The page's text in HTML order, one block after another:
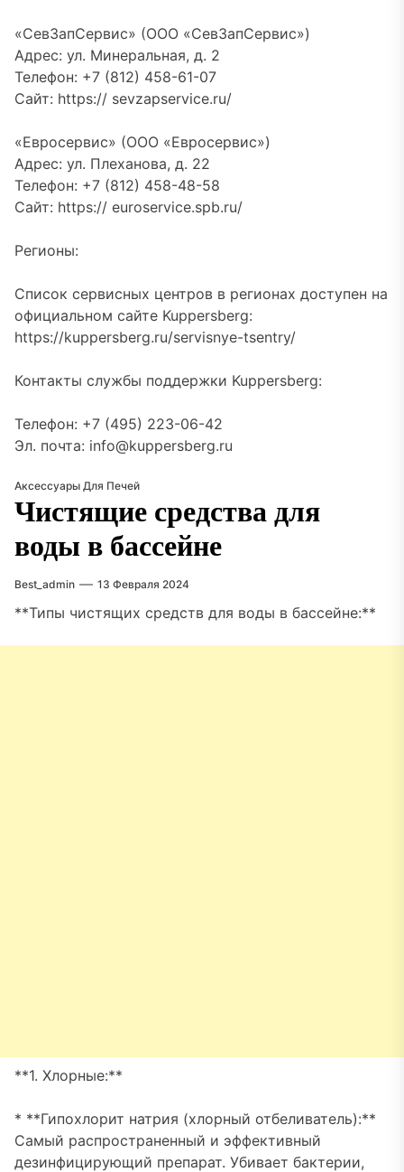
«СевЗапСервис» (ООО «СевЗапСервис»)
Адрес: ул. Минеральная, д. 2
Телефон: +7 (812) 458-61-07
Сайт: https:// sevzapservice.ru/
«Евросервис» (ООО «Евросервис»)
Адрес: ул. Плеханова, д. 22
Телефон: +7 (812) 458-48-58
Сайт: https:// euroservice.spb.ru/
Регионы:
Список сервисных центров в регионах доступен на
официальном сайте Kuppersberg:
https://kuppersberg.ru/servisnye-tsentry/
Контакты службы поддержки Kuppersberg:
Телефон: +7 (495) 223-06-42
Эл. почта: info@kuppersberg.ru
Аксессуары Для Печей
Чистящие средства для
воды в бассейне
Best_admin 13 Февраля 2024
**Типы чистящих средств для воды в бассейне:**
**1. Хлорные:**
* **Гипохлорит натрия (хлорный отбеливатель):**
Самый распространенный и эффективный
дезинфицирующий препарат. Убивает бактерии,